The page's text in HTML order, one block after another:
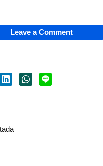
Leave a Comment